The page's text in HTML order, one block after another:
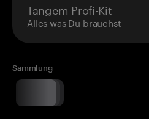
Tangem Profi-Kit
Alles was Du brauchst
Sammlung